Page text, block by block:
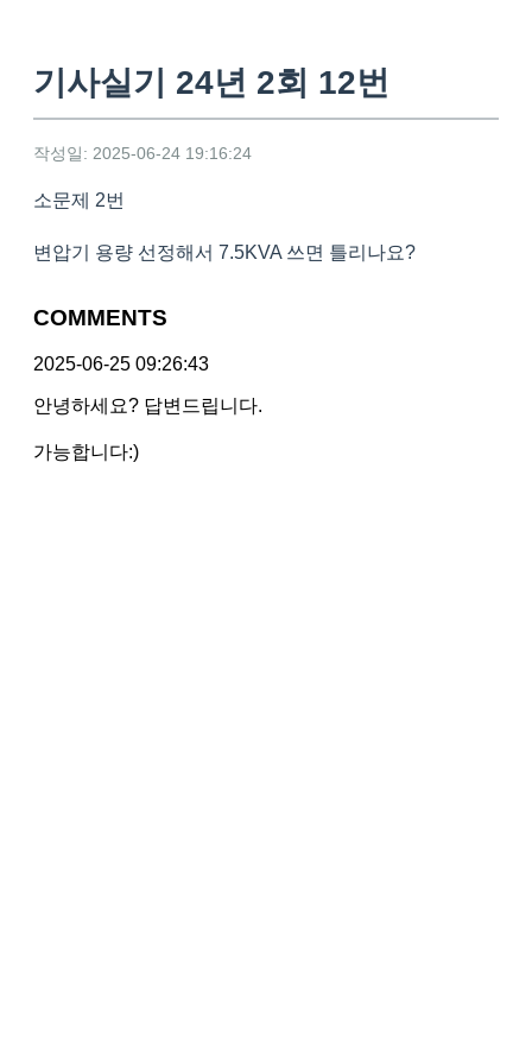
기사실기 24년 2회 12번
작성일: 2025-06-24 19:16:24
소문제 2번
변압기 용량 선정해서 7.5KVA 쓰면 틀리나요?
COMMENTS
2025-06-25 09:26:43
안녕하세요? 답변드립니다.
가능합니다:)